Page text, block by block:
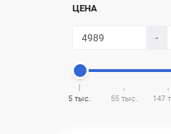
ЦЕНА
-
5 тыс. 55 тыс. 147